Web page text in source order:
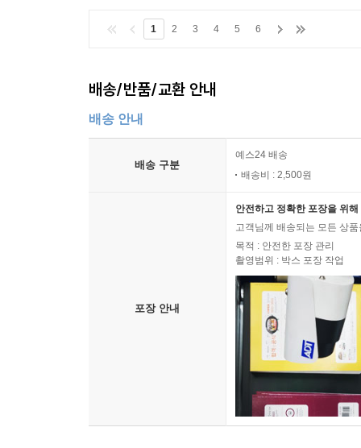
1 2 3 4 5 6
배송/반품/교환 안내
배송 안내
배송 구분
예스24 배송
배송비 : 2,500원
포장 안내
안전하고 정확한 포장을 위
고객님께 배송되는 모든 상
목적 : 안전한 포장 관리
촬영범위 : 박스 포장 작업